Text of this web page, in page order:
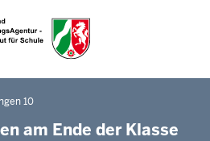
zum Inhalt
Hauptmenü
10
am Ende der Klasse